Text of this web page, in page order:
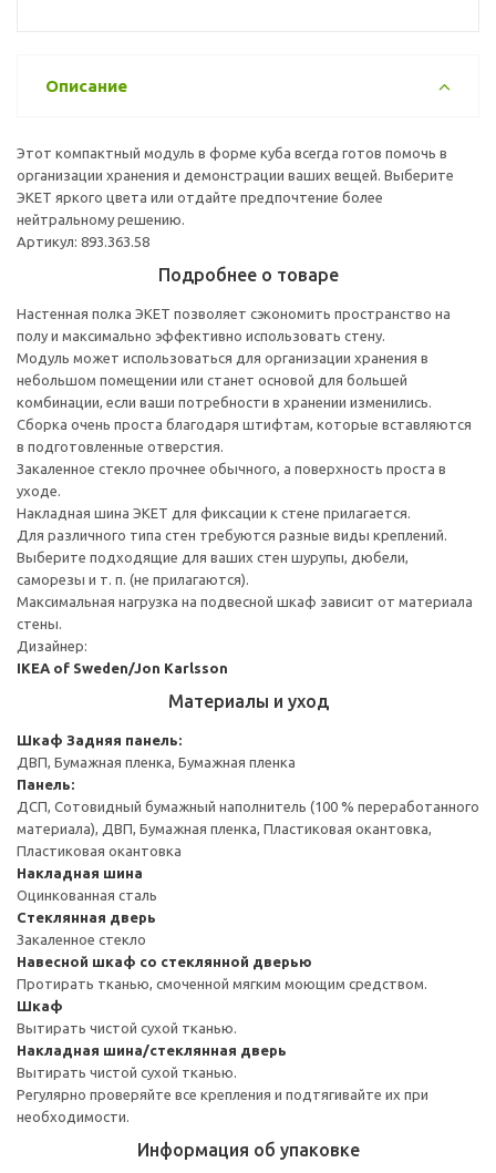
Описание
Этот компактный модуль в форме куба всегда готов помочь в
организации хранения и демонстрации ваших вещей. Выберите
ЭКЕТ яркого цвета или отдайте предпочтение более
нейтральному решению.
Артикул: 893.363.58
Подробнее о товаре
Настенная полка ЭКЕТ позволяет сэкономить пространство на
полу и максимально эффективно использовать стену.
Модуль может использоваться для организации хранения в
небольшом помещении или станет основой для большей
комбинации, если ваши потребности в хранении изменились.
Сборка очень проста благодаря штифтам, которые вставляются
в подготовленные отверстия.
Закаленное стекло прочнее обычного, а поверхность проста в
уходе.
Накладная шина ЭКЕТ для фиксации к стене прилагается.
Для различного типа стен требуются разные виды креплений.
Выберите подходящие для ваших стен шурупы, дюбели,
саморезы и т. п. (не прилагаются).
Максимальная нагрузка на подвесной шкаф зависит от материала
стены.
Дизайнер:
IKEA of Sweden/Jon Karlsson
Материалы и уход
Шкаф Задняя панель:
ДВП, Бумажная пленка, Бумажная пленка
Панель:
ДСП, Сотовидный бумажный наполнитель (100 % переработанного
материала), ДВП, Бумажная пленка, Пластиковая окантовка,
Пластиковая окантовка
Накладная шина
Оцинкованная сталь
Стеклянная дверь
Закаленное стекло
Навесной шкаф со стеклянной дверью
Протирать тканью, смоченной мягким моющим средством.
Шкаф
Вытирать чистой сухой тканью.
Накладная шина/стеклянная дверь
Вытирать чистой сухой тканью.
Регулярно проверяйте все крепления и подтягивайте их при
необходимости.
Информация об упаковке